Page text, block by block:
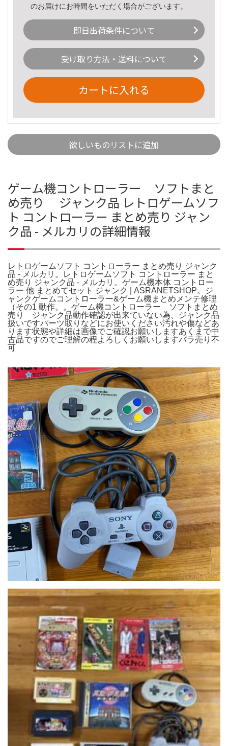
のお届けにお時間をいただく場合がございます。
即日出荷条件について
受け取り方法・送料について
カートに入れる
欲しいものリストに追加
ゲーム機コントローラー ソフトまと
め売り ジャンク品 レトロゲームソフ
ト コントローラー まとめ売り ジャン
ク品 - メルカリの詳細情報
レトロゲームソフト コントローラー まとめ売り ジャンク
品 - メルカリ。レトロゲームソフト コントローラー まと
め売り ジャンク品 - メルカリ。ゲーム機本体 コントロー
ラー 他 まとめてセット ジャンク | ASRANETSHOP。ジ
ャンクゲームコントローラー&ゲーム機まとめメンテ修理
（その1 動作。。ゲーム機コントローラー ソフトまとめ
売り ジャンク品動作確認が出来ていない為、ジャンク品
扱いですパーツ取りなどにお使いください汚れや傷などあ
ります状態や詳細は画像でご確認お願いしますあくまで中
古品ですのでご理解の程よろしくお願いしますバラ売り不
可